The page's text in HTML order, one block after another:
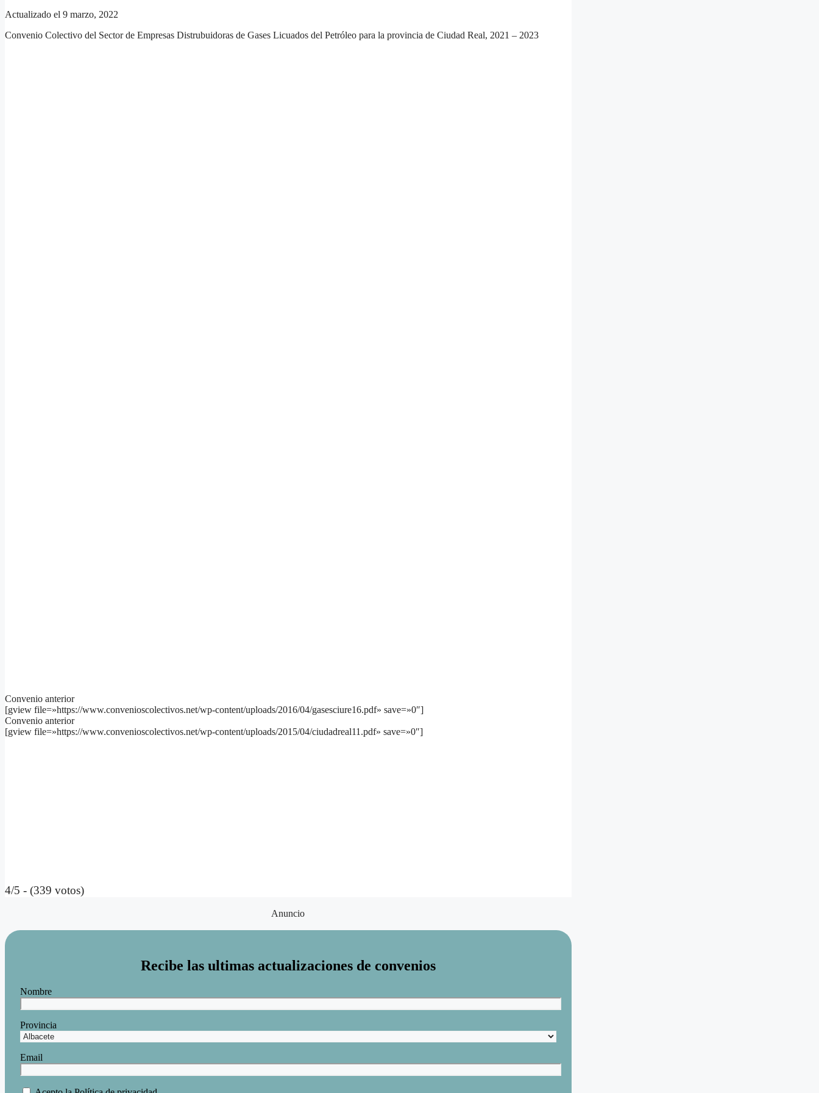
Actualizado el 9 marzo, 2022
Convenio Colectivo del Sector de Empresas Distrubuidoras de Gases Licuados del Petróleo para la provincia de Ciudad Real, 2021 – 2023
Convenio anterior
[gview file=»https://www.convenioscolectivos.net/wp-content/uploads/2016/04/gasesciure16.pdf» save=»0″]
Convenio anterior
[gview file=»https://www.convenioscolectivos.net/wp-content/uploads/2015/04/ciudadreal11.pdf» save=»0″]
4/5 - (339 votos)
Anuncio
Recibe las ultimas actualizaciones de convenios
Nombre
Provincia
Email